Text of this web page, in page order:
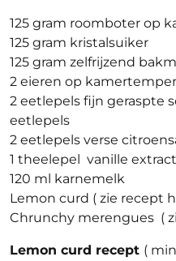
125 gram roomboter op
125 gram kristalsuiker
125 gram zelfrijzend
2 eieren op
2 eetlepels fijn geraspte
eetlepels
2 eetlepels verse
1 theelepel vanille extract
120 ml karnemelk
Lemon curd ( zie recept
Chrunchy merengues (
Lemon curd recept (